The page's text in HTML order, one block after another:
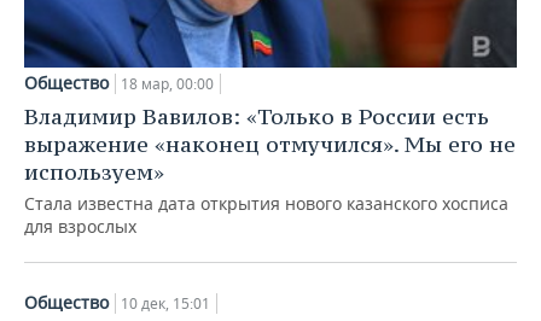
Общество 18 мар, 00:00
Владимир Вавилов: «Только в России есть
выражение «наконец отмучился». Мы его не
используем»
Стала известна дата открытия нового казанского хосписа
для взрослых
Общество 10 дек, 15:01